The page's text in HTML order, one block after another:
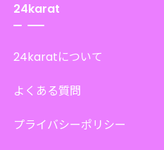
24karat
24karatについて
よくある質問
プライバシーポリシー